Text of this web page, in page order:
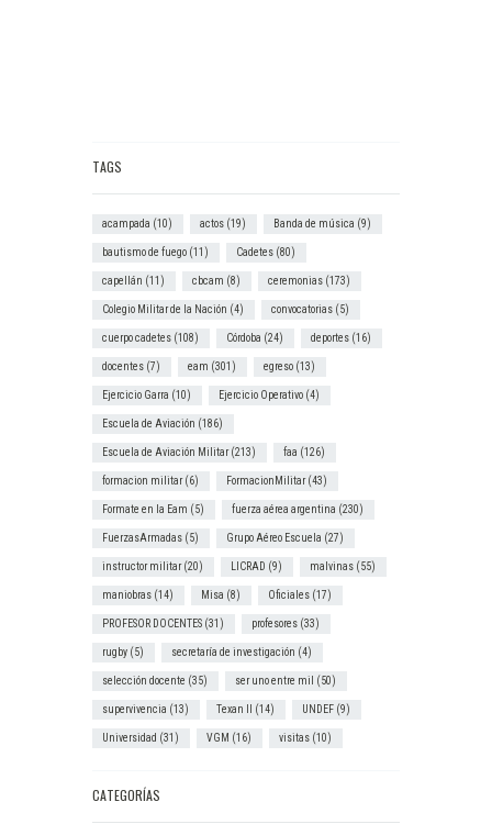
TAGS
acampada (10) actos (19) Banda de música (9)
bautismo de fuego (11) Cadetes (80)
capellán (11) cbcam (8) ceremonias (173)
Colegio Militar de la Nación (4) convocatorias (5)
cuerpo cadetes (108) Córdoba (24) deportes (16)
docentes (7) eam (301) egreso (13)
Ejercicio Garra (10) Ejercicio Operativo (4)
Escuela de Aviación (186)
Escuela de Aviación Militar(213) faa (126)
formacion militar(6) FormacionMilitar(43)
Formate en la Eam (5) fuerza aérea argentina (230)
FuerzasArmadas (5) Grupo Aéreo Escuela (27)
instructor militar(20) LICRAD (9) malvinas (55)
maniobras (14) Misa (8) Oficiales (17)
PROFESOR DOCENTES (31) profesores (33)
rugby (5) secretaría de investigación (4)
selección docente (35) ser uno entre mil (50)
supervivencia (13) Texan II (14) UNDEF (9)
Universidad (31) VGM (16) visitas (10)
CATEGORÍAS